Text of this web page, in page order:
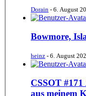
Dorain - 6. August
Bowmore,
heinz - 6. August
CSSOT
aus meinem